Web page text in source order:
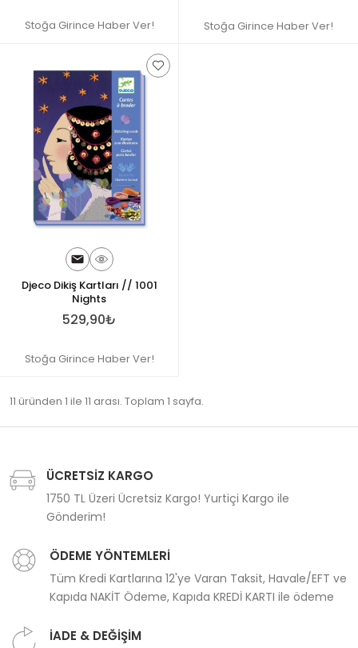
Stoğa Girince Haber Ver! Stoğa Girince Haber Ver!
Djeco Dikiş Kartları // 1001
Nights
529,90₺
Stoğa Girince Haber Ver!
11 üründen 1 ile 11 arası. Toplam 1 sayfa.
ÜCRETSİZ KARGO
1750 TL Üzeri Ücretsiz Kargo! Yurtiçi Kargo ile
Gönderim!
ÖDEME YÖNTEMLERİ
Tüm Kredi Kartlarına 12'ye Varan Taksit, Havale/EFT ve
Kapıda NAKİT Ödeme, Kapıda KREDİ KARTI ile ödeme
İADE & DEĞİŞİM